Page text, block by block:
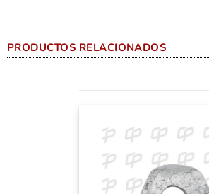
PRODUCTOS RELACIONADOS